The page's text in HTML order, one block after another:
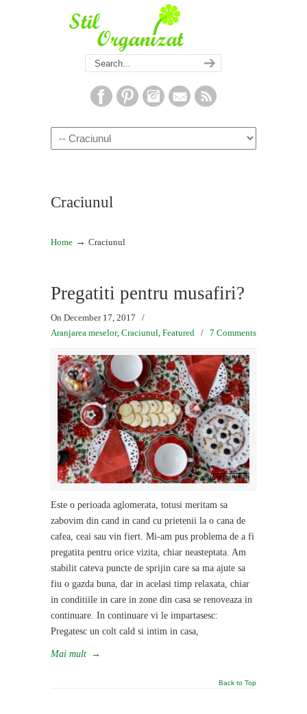
Navigation
Craciunul
Home → Craciunul
Pregatiti pentru musafiri?
On December 17, 2017
/
Aranjarea meselor, Craciunul, Featured / 7 Comments
Este o perioada aglomerata, totusi meritam sa
zabovim din cand in cand cu prietenii la o cana de
cafea, ceai sau vin fiert. Mi-am pus problema de a fi
pregatita pentru orice vizita, chiar neasteptata. Am
stabilit cateva puncte de sprijin care sa ma ajute sa
fiu o gazda buna, dar in acelasi timp relaxata, chiar
in conditiile in care in zone din casa se renoveaza in
continuare. In continuare vi le impartasesc:
Pregatesc un colt cald si intim in casa,
Mai mult →
Back to Top